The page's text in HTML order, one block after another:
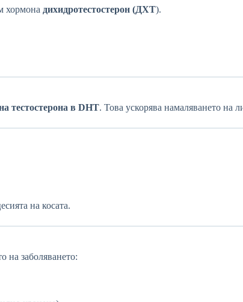
хормона дихидротестостерон (ДХТ).
тестостерона в DHT. Това ускорява намаляването на
на косата.
на заболяването: